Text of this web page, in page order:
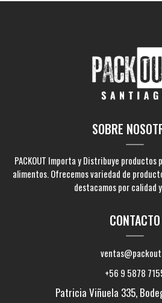
SOBRE
PACKOUT Importa y Distribuye productos
alimentos. Ofrecemos variedad de
destacamos por calidad
CONTACTO
+56 9 5878
Patricia Viñuela 335,